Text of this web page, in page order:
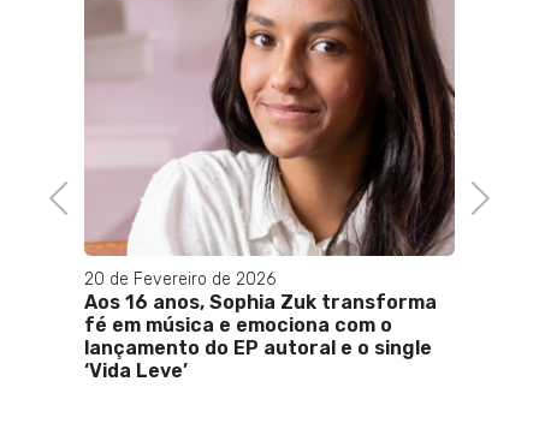
Previous
20 de Fevereiro de 2026
Aos 16 anos, Sophia Zuk transforma
fé em música e emociona com o
lançamento do EP autoral e o single
‘Vida Leve’
Next